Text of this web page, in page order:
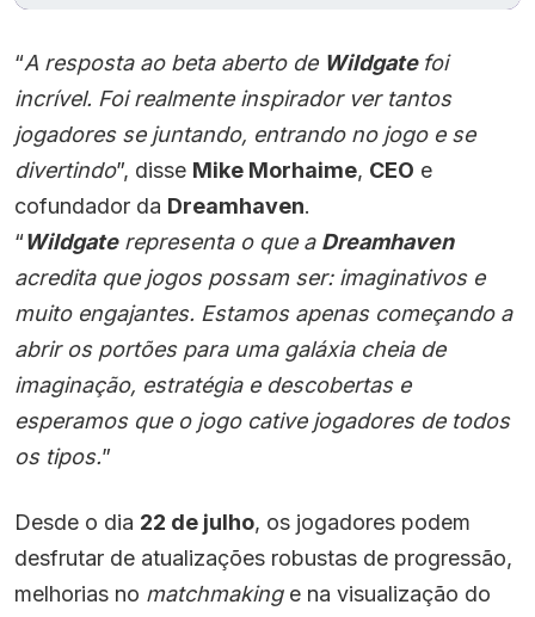
“A resposta ao beta aberto de Wildgate foi
incrível. Foi realmente inspirador ver tantos
jogadores se juntando, entrando no jogo e se
divertindo”, disse Mike Morhaime, CEO e
cofundador da Dreamhaven.
“Wildgaterepresenta o que a Dreamhaven
acredita que jogos possam ser: imaginativos e
muito engajantes. Estamos apenas começando a
abrir os portões para uma galáxia cheia de
imaginação, estratégia e descobertas e
esperamos que o jogo cative jogadores de todos
os tipos.”
Desde o dia 22 de julho, os jogadores podem
desfrutar de atualizações robustas de progressão,
melhorias no matchmakinge na visualização do